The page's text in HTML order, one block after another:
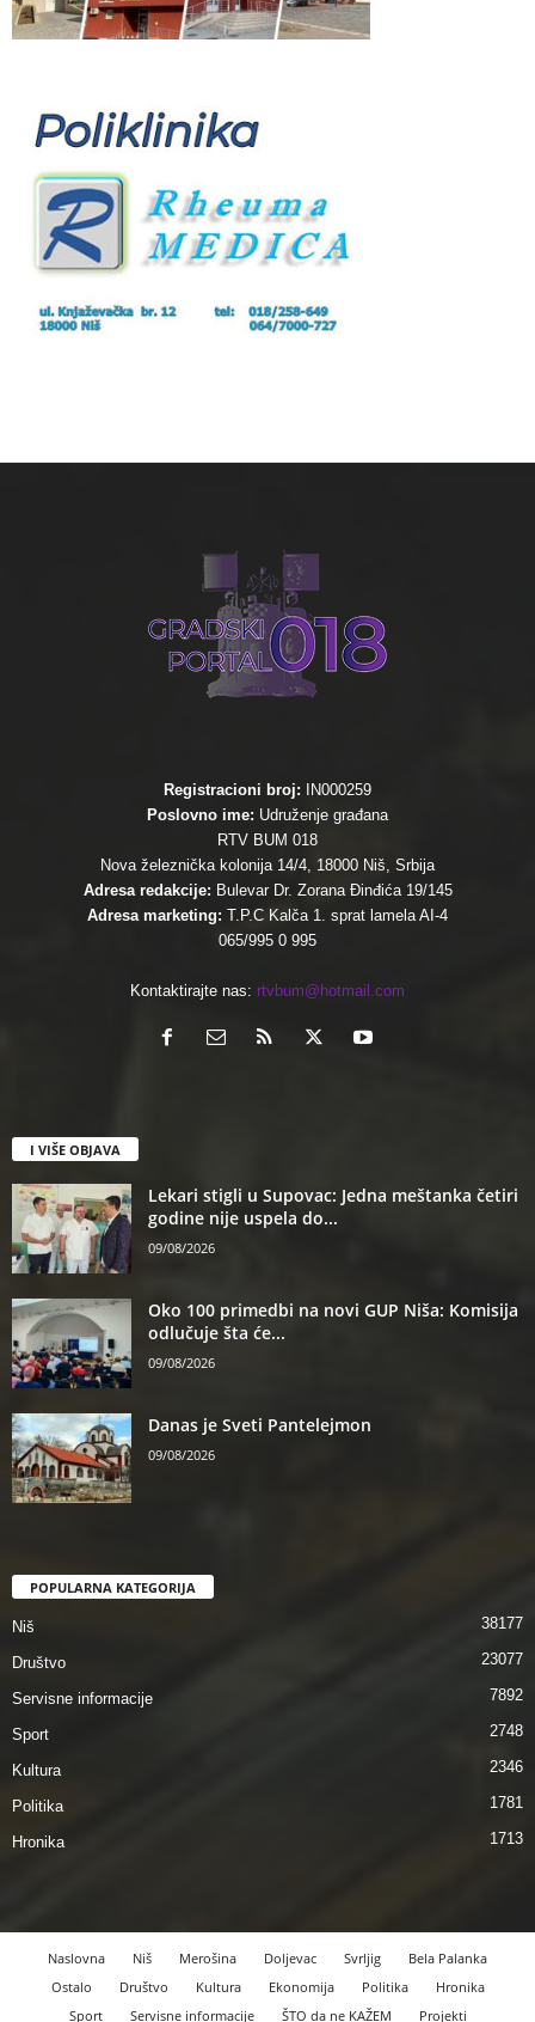
Registracioni broj: IN000259
Poslovno ime: Udruženje građana
RTV BUM 018
Nova železnička kolonija 14/4, 18000 Niš, Srbija
Adresa redakcije: Bulevar Dr. Zorana Đinđića 19/145
Adresa marketing: T.P.C Kalča 1. sprat lamela AI-4
065/995 0 995
Kontaktirajte nas: rtvbum@hotmail.com
I VIŠE OBJAVA
Lekari stigli u Supovac: Jedna meštanka četiri
godine nije uspela do...
09/08/2026
Oko 100 primedbi na novi GUP Niša: Komisija
odlučuje šta će...
09/08/2026
Danas je Sveti Pantelejmon
09/08/2026
POPULARNA KATEGORIJA
Niš 38177
Društvo 23077
Servisne informacije 7892
Sport 2748
Kultura 2346
Politika 1781
Hronika 1713
Naslovna Niš Merošina Doljevac Svrljig
Bela Palanka
Ostalo
Društvo Kultura Ekonomija Politika
Hronika
Sport
Servisne informacije ŠTO da ne KAŽEM Projekti